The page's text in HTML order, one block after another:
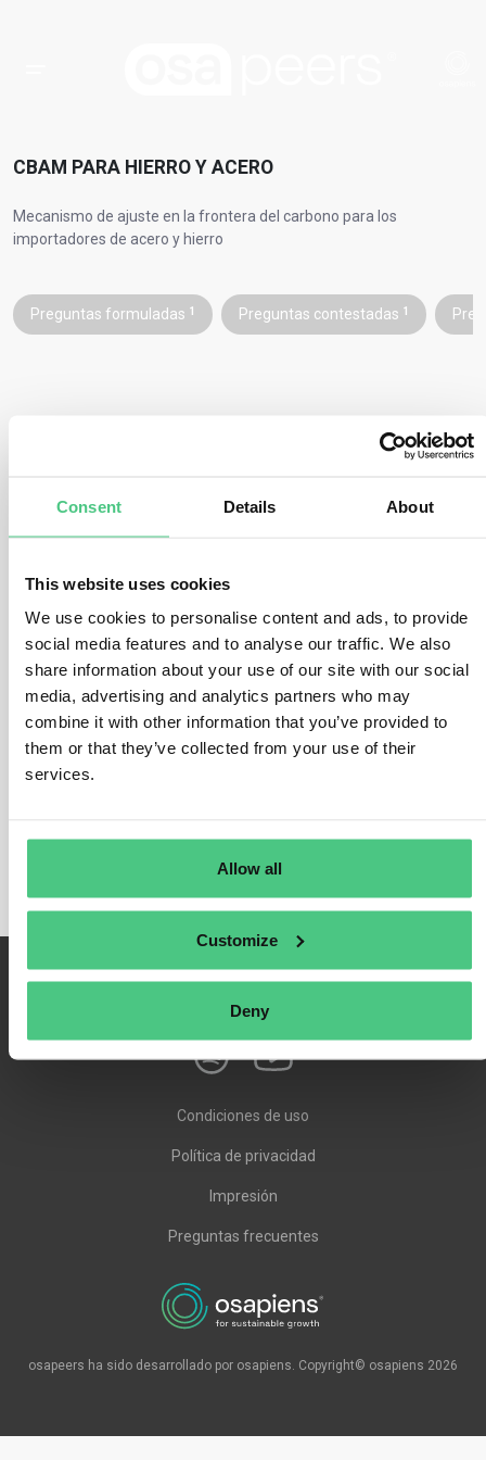
Consent Details About
This website uses cookies
We use cookies to personalise content and ads, to provide
social media features and to analyse our traffic. We also
share information about your use of our site with our social
media, advertising and analytics partners who may
combine it with other information that you’ve provided to
them or that they’ve collected from your use of their
services.
Allow all
Customize
Deny
CBAM PARA HIERRO Y ACERO
Mecanismo de ajuste en la frontera del carbono para los
importadores de acero y hierro
Preguntas formuladas 1 Preguntas contestadas 1
precio justo a los gases de efecto invernadero (GEI) emitidos
Los importadores de hierro y acero
Cantidad de productos siderúrgicos
scope de CBAM importados a la UE durante el trimestre
anterior.
Emisiones directas de CO2 incorporadas a las mercancías
que se importan a la UE.
Emisiones indirectas
incorporadas a los bienes resultantes
de la producción de electricidad utilizada en la producción de
esos bienes.
Cualquier
Condiciones de uso
Política de privacidad
Impresión
Preguntas frecuentes
osapeers ha sido desarrollado por osapiens. Copyright© osapiens 2026